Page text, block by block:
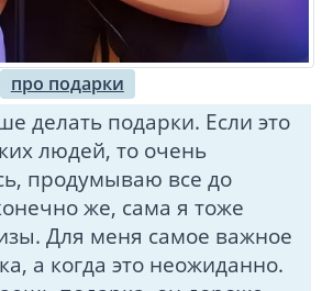
про подарки
делать подарки. Если это
людей, то очень
продумываю все до
же, сама я тоже
Для меня самое важное
а когда это неожиданно.